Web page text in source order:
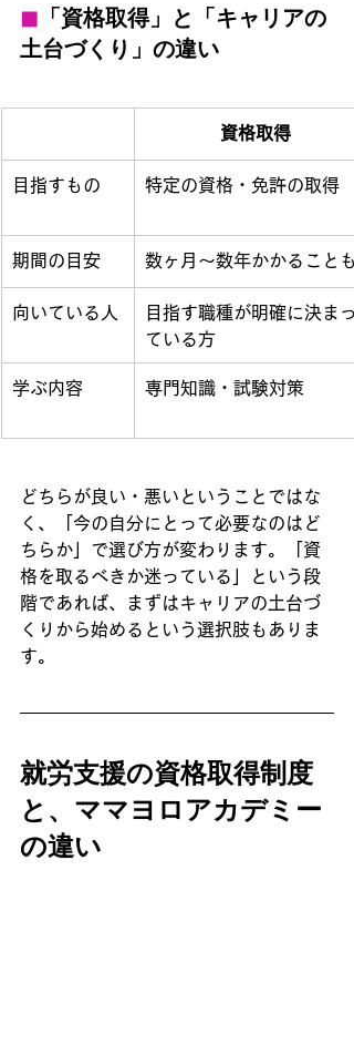
◼︎ 「資格取得」と「キャリアの
土台づくり」の違い
資格取得
目指すもの 特定の資格・免許の取得
期間の目安 数ヶ月〜数年かかることも
向いている人
目指す職種が明確に決まっ
ている方
学ぶ内容 専門知識・試験対策
どちらが良い・悪いということではな
く、「今の自分にとって必要なのはど
ちらか」で選び方が変わります。「資
格を取るべきか迷っている」という段
階であれば、まずはキャリアの土台づ
くりから始めるという選択肢もありま
す。
就労支援の資格取得制度
と、ママヨロアカデミー
の違い